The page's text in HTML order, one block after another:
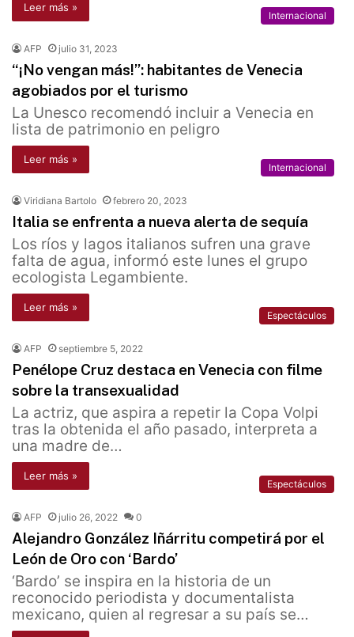
Leer más »
Internacional
AFP julio 31, 2023
“¡No vengan más!”: habitantes de Venecia
agobiados por el turismo
La Unesco recomendó incluir a Venecia en
lista de patrimonio en peligro
Leer más »
Internacional
Viridiana Bartolo febrero 20, 2023
Italia se enfrenta a nueva alerta de sequía
Los ríos y lagos italianos sufren una grave
falta de agua, informó este lunes el grupo
ecologista Legambiente.
Leer más »
Espectáculos
AFP septiembre 5, 2022
Penélope Cruz destaca en Venecia con filme
sobre la transexualidad
La actriz, que aspira a repetir la Copa Volpi
tras la obtenida el año pasado, interpreta a
una madre de…
Leer más »
Espectáculos
AFP julio 26, 2022 0
Alejandro González Iñárritu competirá por el
León de Oro con ‘Bardo’
‘Bardo’ se inspira en la historia de un
reconocido periodista y documentalista
mexicano, quien al regresar a su país se…